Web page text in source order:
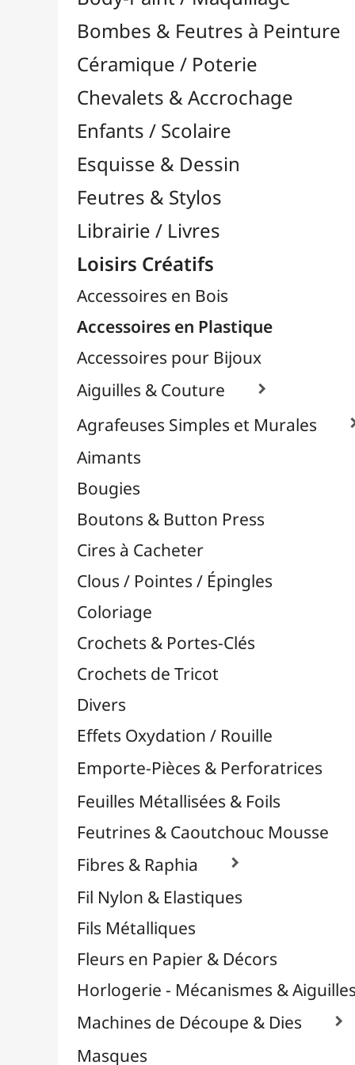
Feutres & Stylos
Librairie / Livres
Loisirs Créatifs
Accessoires en Bois
Accessoires en Plastique
Accessoires pour Bijoux
Aiguilles & Couture

Agrafeuses Simples et Murales 
Aimants
Bougies
Boutons & Button Press
Clous / Pointes / Épingles
Coloriage
Crochets de Tricot
Divers
Effets Oxydation / Rouille
Emporte-Pièces & Perforatrices
Feuilles Métallisées & Foils
Feutrines & Caoutchouc Mousse
Fibres & Raphia
Fil Nylon & Elastiques
Fils Métalliques
Fleurs en Papier & Décors
Horlogerie - Mécanismes & Aiguilles
Masques
Massicots & Lames
Oeillets & Rivets
Petites Pinces
Plantes & Jardin
Plastique Fou
Poncage / Émeri
Quilling / Pliage
Reliure & Cinch
Sable, Strass & Paillettes 
Savons
Serviettes
Sublimation
Tampons et Encreurs 
Washi Tape / Masking Tape
EFCOLOR - Émaux à Froid
Médiums, Vernis & Colles
Modelage / Sculpture
Peintures / Couleurs